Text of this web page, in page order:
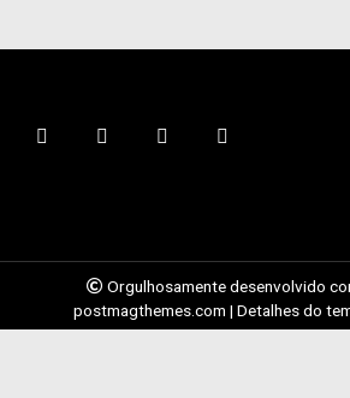
Orgulhosamente desenvolvido
postmagthemes.com | Detalhes do